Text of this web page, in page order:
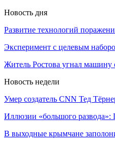
Новость дня
Развитие технологий
Эксперимент с целевым
Житель Ростова угнал
Новость недели
Умер создатель CNN Тед
Иллюзии «большого
В выходные крымчане